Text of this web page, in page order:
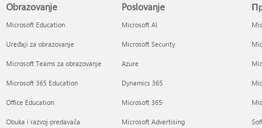
Obrazovanje
Microsoft Education
Uređaji za obrazovanje
Microsoft Teams za obrazovanje
Microsoft 365 Education
Office Education
Obuka i razvoj predavača
Poslovanje
Microsoft AI
Microsoft Security
Azure
Dynamics 365
Microsoft 365
Microsoft Advertising